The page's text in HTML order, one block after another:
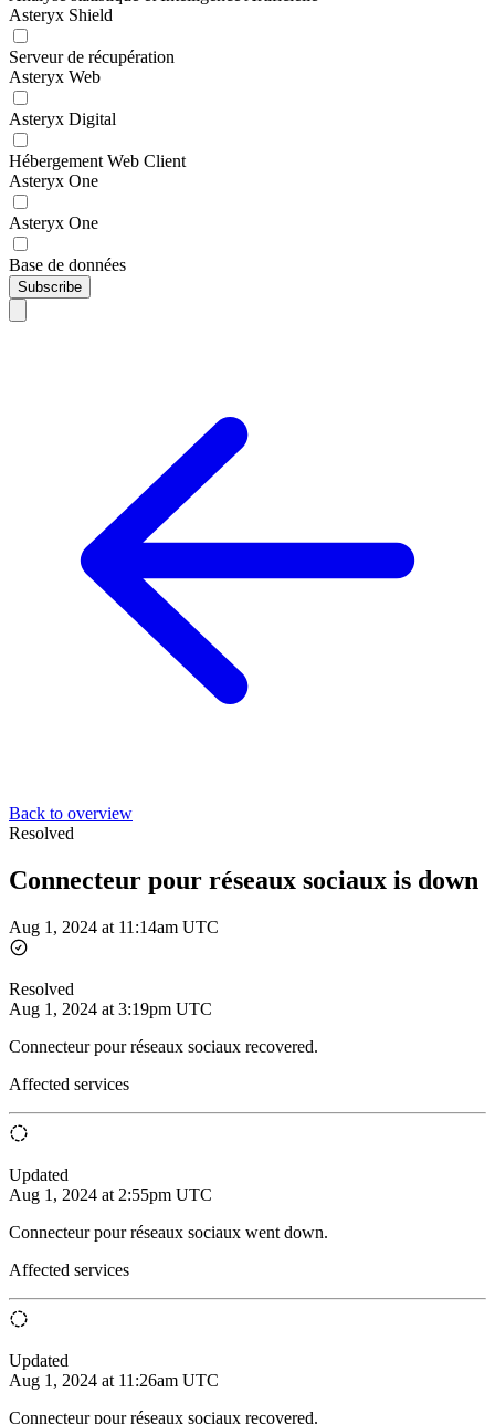
Asteryx Shield
Serveur de récupération
Asteryx Web
Asteryx Digital
Hébergement Web Client
Asteryx One
Asteryx One
Base de données
Subscribe
Back to overview
Resolved
Connecteur pour réseaux sociaux is down
Aug 1, 2024 at 11:14am UTC
Resolved
Aug 1, 2024 at 3:19pm UTC
Connecteur pour réseaux sociaux recovered.
Affected services
Updated
Aug 1, 2024 at 2:55pm UTC
Connecteur pour réseaux sociaux went down.
Affected services
Updated
Aug 1, 2024 at 11:26am UTC
Connecteur pour réseaux sociaux recovered.